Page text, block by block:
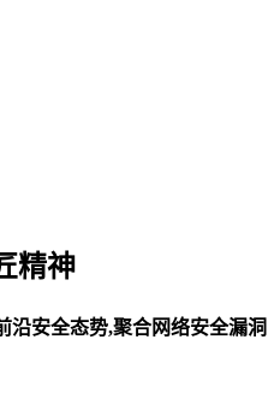
精神
沿安全态势,聚合网络安全漏洞